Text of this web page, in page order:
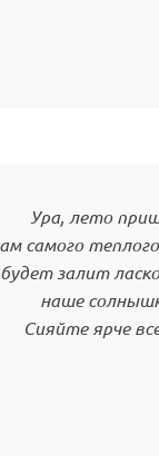
Ура, лето
самого
залит
наше
Сияйте ярче